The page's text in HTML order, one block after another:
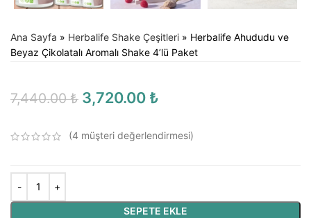
Ana Sayfa » Herbalife Shake Çeşitleri » Herbalife Ahududu ve
Beyaz Çikolatalı Aromalı Shake 4’lü Paket
7,440.00₺ 3,720.00 ₺
(4 müşteri değerlendirmesi)
SEPETE EKLE